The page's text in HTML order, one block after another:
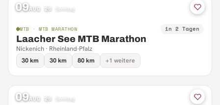
09AUG 26 Sonntag
MTB · MTB MARATHON in 2 Tagen
Laacher See MTB Marathon
Nickenich · Rheinland-Pfalz
30 km
30 km 80 km +1 weitere
09AUG 26 Sonntag